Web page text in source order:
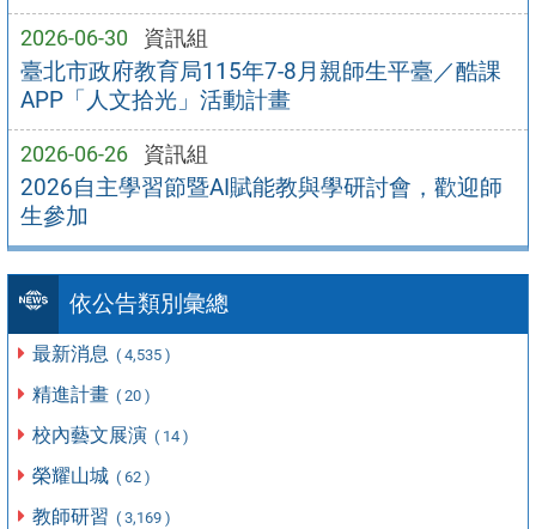
2026-06-30 資訊組
臺北市政府教育局115年7-8月親師生平臺／酷課
APP「人文拾光」活動計畫
2026-06-26 資訊組
2026自主學習節暨AI賦能教與學研討會，歡迎師
生參加
依公告類別彙總
最新消息 ( 4,535 )
精進計畫 ( 20 )
校內藝文展演 ( 14 )
榮耀山城 ( 62 )
教師研習 ( 3,169 )